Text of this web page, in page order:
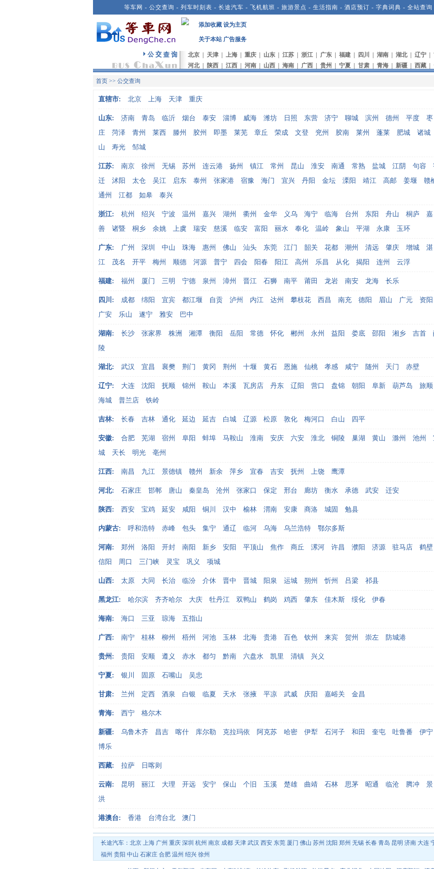
等车网 - 公交查询 - 列车时刻表 - 长途汽车 - 飞机航班 - 旅游景点 - 生活指南 - 酒店预订 - 字典词典 - 全站查询
添加收藏 设为主页
关于本站 广告服务
北京 天津 上海 重庆 山东 江苏 浙江 广东 福建 四川 湖南 湖北 辽宁
河北
陕西 江西 河南 山西 海南 广西 贵州 宁夏 甘肃 青海 新疆 西藏
首页 >> 公交查询
直辖市: 北京 上海 天津 重庆
山东: 济南 青岛 临沂 烟台 泰安 淄博 威海 潍坊 日照 东营 济宁 聊城 滨州 德州 平度
枣
庄
菏泽 青州 莱西 滕州 胶州 即墨 莱芜 章丘 荣成 文登 兖州 胶南 莱州 蓬莱 肥城
诸城
山
寿光 邹城
江苏: 南京 徐州 无锡 苏州 连云港 扬州 镇江 常州 昆山 淮安 南通 常熟 盐城 江阴 句容
迁
沭阳 太仓 吴江 启东 泰州 张家港 宿豫 海门 宜兴 丹阳 金坛 溧阳 靖江 高邮 姜堰
赣
通州
江都 如皋 泰兴
浙江: 杭州 绍兴 宁波 温州 嘉兴 湖州 衢州 金华 义乌 海宁 临海 台州 东阳 舟山 桐庐
嘉
善
诸暨 桐乡 余姚 上虞 瑞安 慈溪 临安 富阳 丽水 奉化 温岭 象山 平湖 永康 玉环
广东: 广州 深圳 中山 珠海 惠州 佛山 汕头 东莞 江门 韶关 花都 潮州 清远 肇庆 增城
湛
江
茂名 开平 梅州 顺德 河源 普宁 四会 阳春 阳江 高州 乐昌 从化 揭阳 连州 云浮
福建: 福州 厦门 三明 宁德 泉州 漳州 晋江 石狮 南平 莆田 龙岩 南安 龙海 长乐
四川: 成都 绵阳 宜宾 都江堰 自贡 泸州 内江 达州 攀枝花 西昌 南充 德阳 眉山 广元
资阳
广安
乐山 遂宁 雅安 巴中
湖南: 长沙 张家界 株洲 湘潭 衡阳 岳阳 常德 怀化 郴州 永州 益阳 娄底 邵阳 湘乡 吉首
陵
湖北: 武汉 宜昌 襄樊 荆门 黄冈 荆州 十堰 黄石 恩施 仙桃 孝感 咸宁 随州 天门 赤壁
辽宁: 大连 沈阳 抚顺 锦州 鞍山 本溪 瓦房店 丹东 辽阳 营口 盘锦 朝阳 阜新 葫芦岛
旅顺
海城
普兰店 铁岭
吉林: 长春 吉林 通化 延边 延吉 白城 辽源 松原 敦化 梅河口 白山 四平
安徽: 合肥 芜湖 宿州 阜阳 蚌埠 马鞍山 淮南 安庆 六安 淮北 铜陵 巢湖 黄山 滁州 池州
城
天长 明光 亳州
江西: 南昌 九江 景德镇 赣州 新余 萍乡 宜春 吉安 抚州 上饶 鹰潭
河北: 石家庄 邯郸 唐山 秦皇岛 沧州 张家口 保定 邢台 廊坊 衡水 承德 武安 迁安
陕西: 西安 宝鸡 延安 咸阳 铜川 汉中 榆林 渭南 安康 商洛 城固 勉县
内蒙古: 呼和浩特 赤峰 包头 集宁 通辽 临河 乌海 乌兰浩特 鄂尔多斯
河南: 郑州 洛阳 开封 南阳 新乡 安阳 平顶山 焦作 商丘 漯河 许昌 濮阳 济源 驻马店
鹤壁
信阳
周口 三门峡 灵宝 巩义 项城
山西: 太原 大同 长治 临汾 介休 晋中 晋城 阳泉 运城 朔州 忻州 吕梁 祁县
黑龙江: 哈尔滨 齐齐哈尔 大庆 牡丹江 双鸭山 鹤岗 鸡西 肇东 佳木斯 绥化 伊春
海南: 海口 三亚 琼海 五指山
广西: 南宁 桂林 柳州 梧州 河池 玉林 北海 贵港 百色 钦州 来宾 贺州 崇左 防城港
贵州: 贵阳 安顺 遵义 赤水 都匀 黔南 六盘水 凯里 清镇 兴义
宁夏: 银川 固原 石嘴山 吴忠
甘肃: 兰州 定西 酒泉 白银 临夏 天水 张掖 平凉 武威 庆阳 嘉峪关 金昌
青海: 西宁 格尔木
新疆: 乌鲁木齐 昌吉 喀什 库尔勒 克拉玛依 阿克苏 哈密 伊犁 石河子 和田 奎屯 吐鲁番
伊宁
博乐
西藏: 拉萨 日喀则
云南: 昆明 丽江 大理 开远 安宁 保山 个旧 玉溪 楚雄 曲靖 石林 思茅 昭通 临沧 腾冲
景
洪
港澳台: 香港 台湾台北 澳门
长途汽车： 北京 上海 广州 重庆 深圳 杭州 南京 成都 天津 武汉 西安 东莞 厦门 佛山 苏州 沈阳 郑州 无锡 长春 青岛 昆明 济南 大连
福州 贵阳 中山 石家庄 合肥 温州 绍兴 徐州